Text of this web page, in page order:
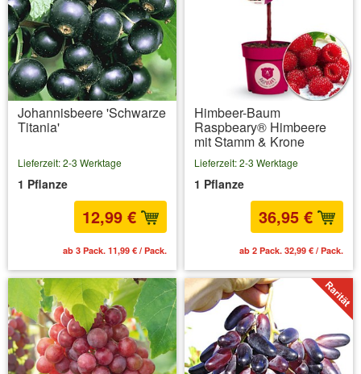
Johannisbeere 'Schwarze
Titania'
Lieferzeit: 2-3 Werktage
1 Pflanze
12,99 €
ab 3 Pack. 11,99 € / Pack.
Himbeer-Baum
Raspbeary® Himbeere
mit Stamm & Krone
Lieferzeit: 2-3 Werktage
1 Pflanze
36,95 €
ab 2 Pack. 32,99 € / Pack.